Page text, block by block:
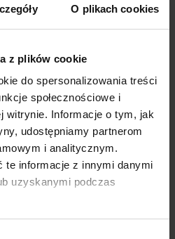
O plikach cookies
z plików cookie
do spersonalizowania treści
społecznościowe i
witrynie. Informacje o tym, jak
udostępniamy partnerom
i analitycznym.
te informacje z innymi danymi
uzyskanymi podczas